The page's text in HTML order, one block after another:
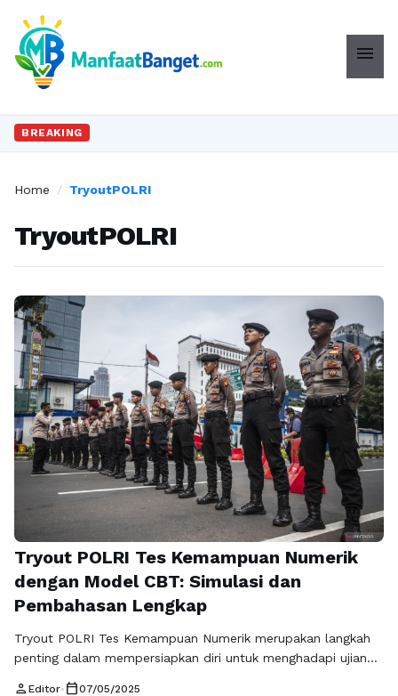
menu
BREAKING
Home / TryoutPOLRI
TryoutPOLRI
Tryout POLRI Tes Kemampuan Numerik
dengan Model CBT: Simulasi dan
Pembahasan Lengkap
Tryout POLRI Tes Kemampuan Numerik merupakan langkah
penting dalam mempersiapkan diri untuk menghadapi ujian
person Editor• calendar_today07/05/2025